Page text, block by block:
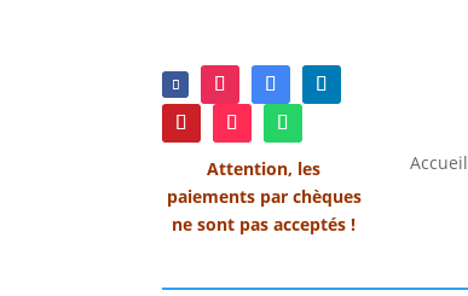
Attention, les
paiements par chèques
ne sont pas acceptés !
Accueil